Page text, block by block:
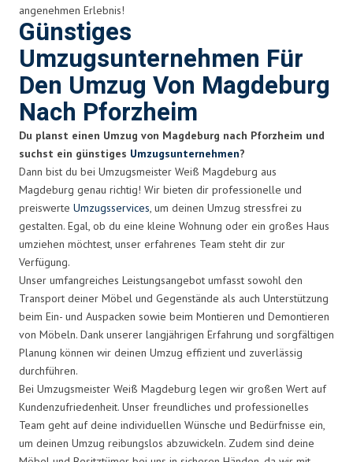
angenehmen Erlebnis!
Günstiges
Umzugsunternehmen Für
Den Umzug Von Magdeburg
Nach Pforzheim
Du planst einen Umzug von Magdeburg nach Pforzheim und
suchst ein günstiges Umzugsunternehmen?
Dann bist du bei Umzugsmeister Weiß Magdeburg aus
Magdeburg genau richtig! Wir bieten dir professionelle und
preiswerte Umzugsservices, um deinen Umzug stressfrei zu
gestalten. Egal, ob du eine kleine Wohnung oder ein großes Haus
umziehen möchtest, unser erfahrenes Team steht dir zur
Verfügung.
Unser umfangreiches Leistungsangebot umfasst sowohl den
Transport deiner Möbel und Gegenstände als auch Unterstützung
beim Ein- und Auspacken sowie beim Montieren und Demontieren
von Möbeln. Dank unserer langjährigen Erfahrung und sorgfältigen
Planung können wir deinen Umzug effizient und zuverlässig
durchführen.
Bei Umzugsmeister Weiß Magdeburg legen wir großen Wert auf
Kundenzufriedenheit. Unser freundliches und professionelles
Team geht auf deine individuellen Wünsche und Bedürfnisse ein,
um deinen Umzug reibungslos abzuwickeln. Zudem sind deine